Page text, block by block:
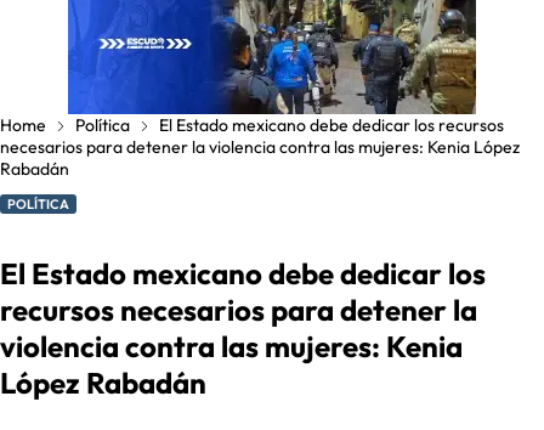
Home Política
El Estado mexicano debe dedicar los recursos
necesarios para detener la violencia contra las mujeres: Kenia López
Rabadán
POLÍTICA
El Estado mexicano debe dedicar los
recursos necesarios para detener la
violencia contra las mujeres: Kenia
López Rabadán